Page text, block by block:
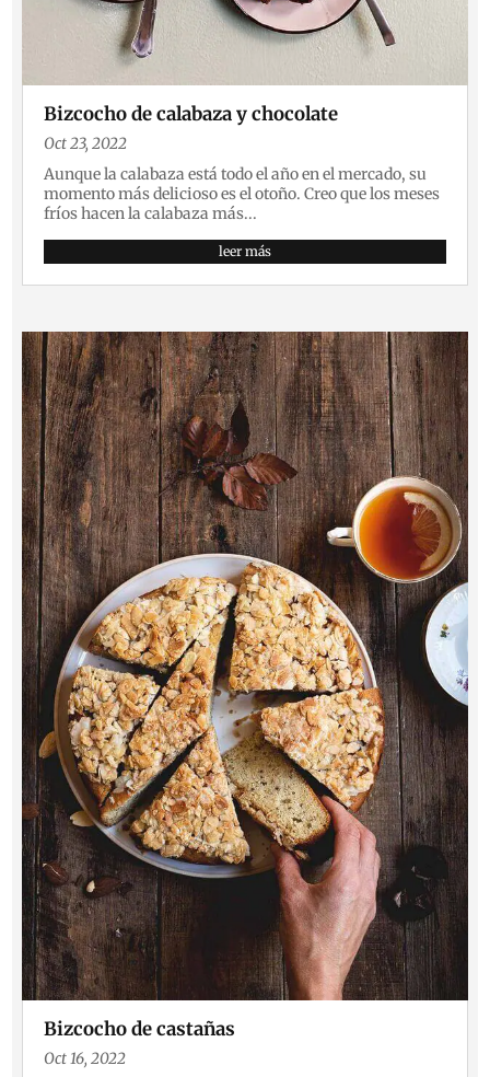
Bizcocho de calabaza y chocolate
Oct 23, 2022
Aunque la calabaza está todo el año en el mercado, su
momento más delicioso es el otoño. Creo que los meses
fríos hacen la calabaza más...
leer más
Bizcocho de castañas
Oct 16, 2022